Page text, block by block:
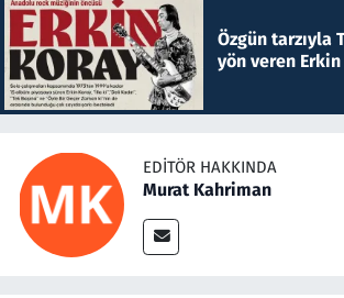
Özgün tarzıyla
yön veren Erkin
EDITÖR HAKKINDA
Murat Kahriman